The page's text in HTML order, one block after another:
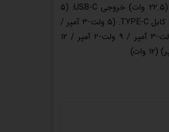
خروجی USB-A: (۵ ولت-۳ آمپر / ۹ ولت-۲ آمپر / ۱۰ ولت-۲.۲۵ آمپر / ۱۲ ولت-۱.۵ آمپر) (۲۲.۵ وات) خروجی USB-C: (۵
ولت-۳ آمپر / ۹ ولت-۲.۲۲ آمپر / ۱۰ ولت-۲.۲۵ آمپر / ۱۲ ولت-۱.۶۷ آمپر) (۲۲.۵ وات) خروجی کابل TYPE-C: (۵ ولت-۳ آمپر /
۹ ولت-۲.۲۲ آمپر / ۱۰ ولت-۲.۲۵ آمپر / ۱۲ ولت-۱.۶۷ آمپر) (۱۸ وات) ورودی USB-C: (۵ ولت-۳ آمپر / ۹ ولت-۲ آمپر / ۱۲